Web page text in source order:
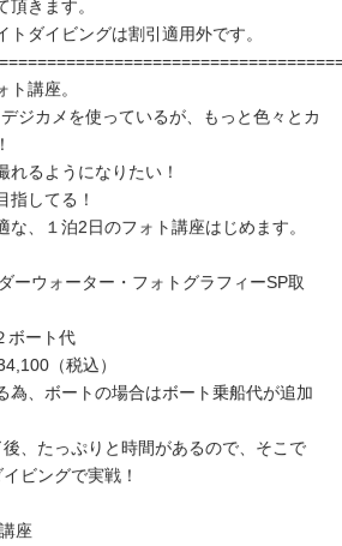
きます。
ダイビングは割引適用外です。
講座。
ジカメを使っているが、もっと色々とカ
れるようになりたい！
指してる！
な、１泊2日のフォト講座はじめます。
ーウォーター・フォトグラフィーSP取
ボート代
（税込）
為、ボートの場合はボート乗船代が追加
、たっぷりと時間があるので、そこで
ビングで実戦！
座